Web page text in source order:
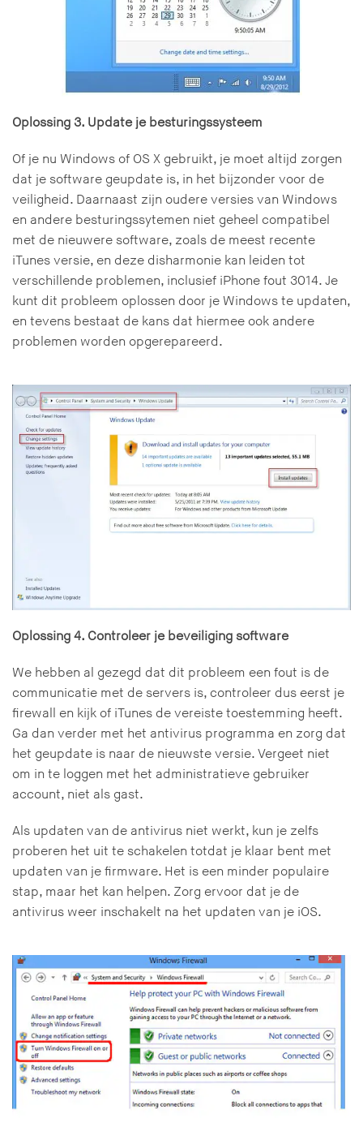
Oplossing 3. Update je besturingssysteem
Of je nu Windows of OS X gebruikt, je moet altijd zorgen
dat je software geupdate is, in het bijzonder voor de
veiligheid. Daarnaast zijn oudere versies van Windows
en andere besturingssytemen niet geheel compatibel
met de nieuwere software, zoals de meest recente
iTunes versie, en deze disharmonie kan leiden tot
verschillende problemen, inclusief iPhone fout 3014. Je
kunt dit probleem oplossen door je Windows te updaten,
en tevens bestaat de kans dat hiermee ook andere
problemen worden opgerepareerd.
Oplossing 4. Controleer je beveiliging software
We hebben al gezegd dat dit probleem een fout is de
communicatie met de servers is, controleer dus eerst je
firewall en kijk of iTunes de vereiste toestemming heeft.
Ga dan verder met het antivirus programma en zorg dat
het geupdate is naar de nieuwste versie. Vergeet niet
om in te loggen met het administratieve gebruiker
account, niet als gast.
Als updaten van de antivirus niet werkt, kun je zelfs
proberen het uit te schakelen totdat je klaar bent met
updaten van je firmware. Het is een minder populaire
stap, maar het kan helpen. Zorg ervoor dat je de
antivirus weer inschakelt na het updaten van je iOS.